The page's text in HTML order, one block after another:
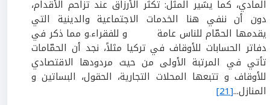
المادي، كما يشير المثل: تكثر الأرزاق عند تزاحم الأقدام،
دون أن ننفي هنا الخدمات الاجتماعية والدينية التي
يقدمها الحمّام للناس عامة و للفقراء.و مما ذكر في
دفاتر الحسابات للأوقاف في تركيا مثلاً، نجد أن الحمّامات
تأتي في المرتبة الأولى من حيث مردودها الاقتصادي
للأوقاف و تتبعها المحلات التجارية، الحقول، البساتين و
المنازل...[21]